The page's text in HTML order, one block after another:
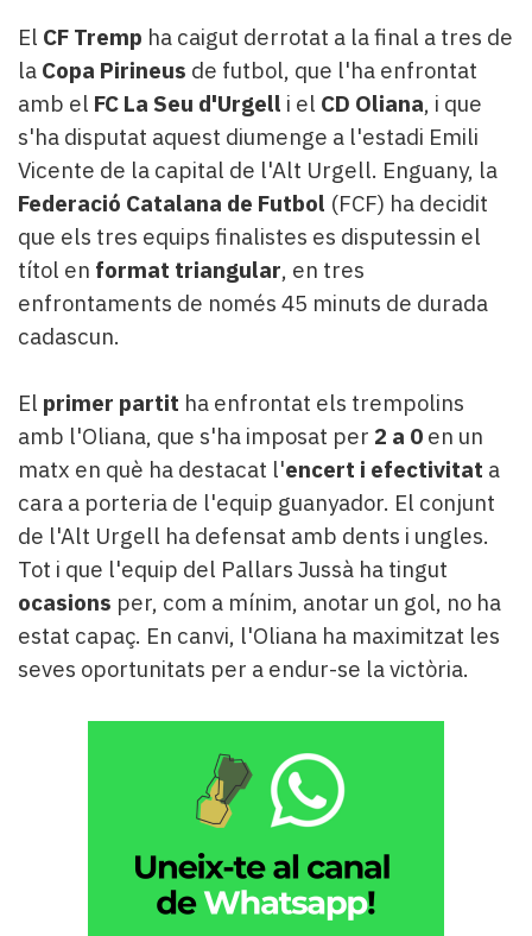
Pallars
Contingut
patrocinat
Lo
més
llegit...
Editorial
El CF Tremp ha caigut derrotat a la final a tres de
la Copa Pirineus de futbol, que l'ha enfrontat
amb el FC La Seu d'Urgell i el CD Oliana, i que
s'ha disputat aquest diumenge a l'estadi Emili
Vicente de la capital de l'Alt Urgell. Enguany, la
Federació Catalana de Futbol (FCF) ha decidit
que els tres equips finalistes es disputessin el
títol en format triangular, en tres
enfrontaments de només 45 minuts de durada
cadascun.
El primer partit ha enfrontat els trempolins
amb l'Oliana, que s'ha imposat per 2 a 0 en un
matx en què ha destacat l'encert i efectivitat a
cara a porteria de l'equip guanyador. El conjunt
de l'Alt Urgell ha defensat amb dents i ungles.
Tot i que l'equip del Pallars Jussà ha tingut
ocasions per, com a mínim, anotar un gol, no ha
estat capaç. En canvi, l'Oliana ha maximitzat les
seves oportunitats per a endur-se la victòria.